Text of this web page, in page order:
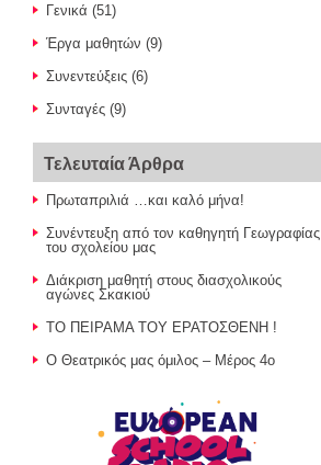
Γενικά (51)
Έργα μαθητών (9)
Συνεντεύξεις (6)
Συνταγές (9)
Τελευταία Άρθρα
Πρωταπριλιά …και καλό μήνα!
Συνέντευξη από τον καθηγητή Γεωγραφίας
του σχολείου μας
Διάκριση μαθητή στους διασχολικούς
αγώνες Σκακιού
ΤΟ ΠΕΙΡΑΜΑ ΤΟΥ ΕΡΑΤΟΣΘΕΝΗ !
Ο Θεατρικός μας όμιλος – Μέρος 4ο